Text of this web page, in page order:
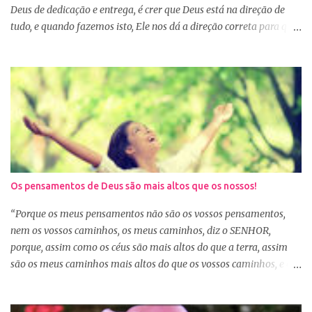
Deus de dedicação e entrega, é crer que Deus está na direção de
tudo, e quando fazemos isto, Ele nos dá a direção correta para que
agirmos dessa forma seremos bem-sucedidas. E o que é ser bem-
sucedido? Para o mundo é aquele que alcança o sucesso com o
trabalho de suas próprias mãos, glorificando a si mesmo. Porém
para aquele que consagra tudo a Deus, o conceito é outro. Quando
consagramos nossa vida e nossos planos a Deus, ficamos
aguardando a Sua resposta que muitas vezes não é bem o que o
nosso coração desejava, mas é o desejo do coração de Deus. E
sabemos que Deus é perfeito e tem o melhor para nós. Consagrar
tudo a Deus e fazer a Sua vontade, é a garantia de que tudo dará
certo. Logo pela manhã, consagre s...
Os pensamentos de Deus são mais altos que os nossos!
“Porque os meus pensamentos não são os vossos pensamentos,
nem os vossos caminhos, os meus caminhos, diz o SENHOR,
porque, assim como os céus são mais altos do que a terra, assim
são os meus caminhos mais altos do que os vossos caminhos, e os